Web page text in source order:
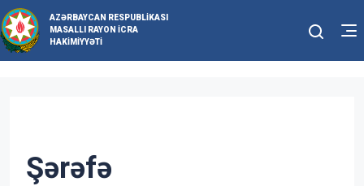
AZƏRBAYCAN RESPUBLIKASI
MASALLI RAYON İCRA
HAKIMIYYƏTI
Şərəfə